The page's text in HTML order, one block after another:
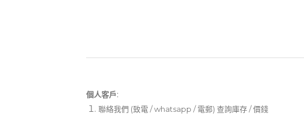
個人客戶:
聯絡我們 (致電 / whatsapp / 電郵) 查詢庫存 / 價錢